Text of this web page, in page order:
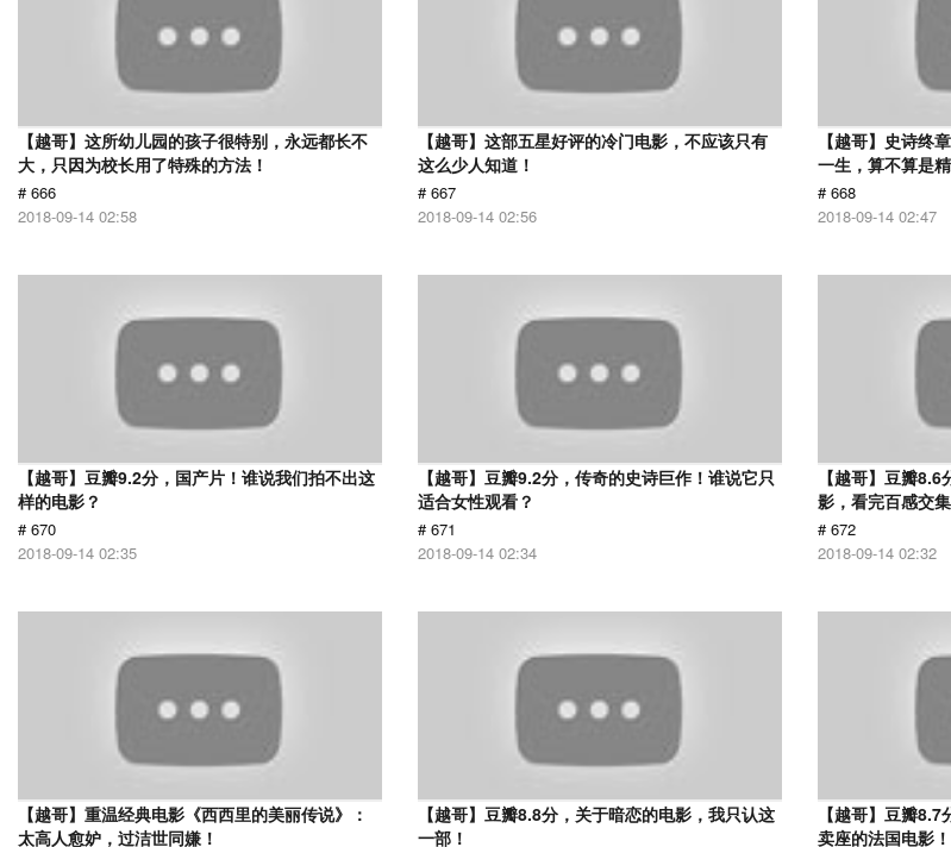
【越哥】这所幼儿园的孩子很特别，永远都长不
大，只因为校长用了特殊的方法！
# 666
2018-09-14 02:58
【越哥】这部五星好评的冷门电影，不应该只有
这么少人知道！
# 667
2018-09-14 02:56
【越哥】史诗终
一生，算不算是
# 668
2018-09-14 02:47
【越哥】豆瓣9.2分，国产片！谁说我们拍不出这
样的电影？
# 670
2018-09-14 02:35
【越哥】豆瓣9.2分，传奇的史诗巨作！谁说它只
适合女性观看？
# 671
2018-09-14 02:34
【越哥】豆瓣
影，看完百感交集
# 672
2018-09-14 02:32
【越哥】重温经典电影《西西里的美丽传说》：
太高人愈妒，过洁世同嫌！
【越哥】豆瓣8.8分，关于暗恋的电影，我只认这
一部！
【越哥】豆瓣
卖座的法国电影！